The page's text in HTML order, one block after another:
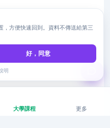
大學課程 更多
方便快速回到。資料不傳送給第三
好，同意
明